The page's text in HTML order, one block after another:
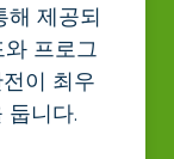
해 제공되
프로그
이 최우
둡니다.